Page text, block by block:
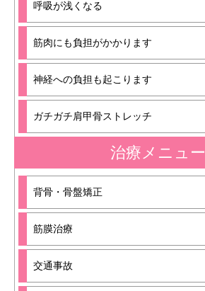
呼吸が浅くなる
筋肉にも負担がかかります
神経への負担も起こります
ガチガチ肩甲骨ストレッチ
治療メニュー
背骨・骨盤矯正
筋膜治療
交通事故